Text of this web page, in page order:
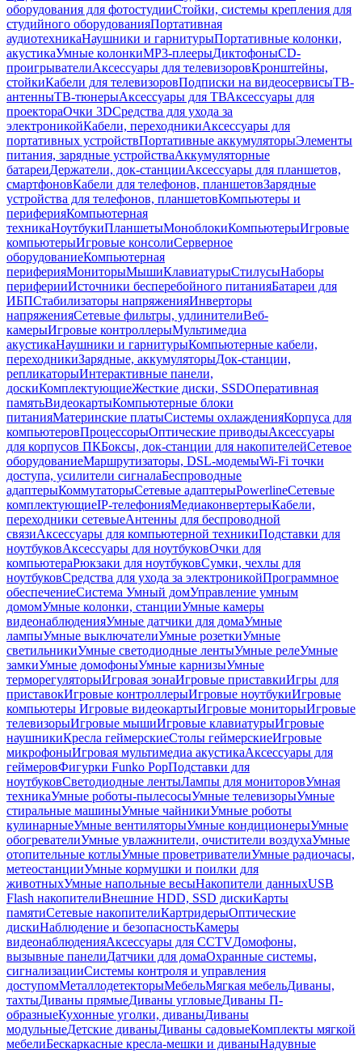
оборудования для фотостудииСтойки, системы крепления для
студийного оборудованияПортативная
аудиотехникаНаушники и гарнитурыПортативные колонки,
акустикаУмные колонкиMP3-плеерыДиктофоныCD-
проигрывателиАксессуары для телевизоровКронштейны,
стойкиКабели для телевизоровПодписки на видеосервисыТВ-
антенныТВ-тюнерыАксессуары для ТВАксессуары для
проектораОчки 3DСредства для ухода за
электроникойКабели, переходникиАксессуары для
портативных устройствПортативные аккумуляторыЭлементы
питания, зарядные устройстваАккумуляторные
батареиДержатели, док-станцииАксессуары для планшетов,
смартфоновКабели для телефонов, планшетовЗарядные
устройства для телефонов, планшетовКомпьютеры и
периферияКомпьютерная
техникаНоутбукиПланшетыМоноблокиКомпьютерыИгровые
компьютерыИгровые консолиСерверное
оборудованиеКомпьютерная
периферияМониторыМышиКлавиатурыСтилусыНаборы
периферииИсточники бесперебойного питанияБатареи для
ИБПСтабилизаторы напряженияИнверторы
напряженияСетевые фильтры, удлинителиВеб-
камерыИгровые контроллерыМультимедиа
акустикаНаушники и гарнитурыКомпьютерные кабели,
переходникиЗарядные, аккумуляторыДок-станции,
репликаторыИнтерактивные панели,
доскиКомплектующиеЖесткие диски, SSDОперативная
памятьВидеокартыКомпьютерные блоки
питанияМатеринские платыСистемы охлажденияКорпуса для
компьютеровПроцессорыОптические приводыАксессуары
для корпусов ПКБоксы, док-станции для накопителейСетевое
оборудованиеМаршрутизаторы, DSL-модемыWi-Fi точки
доступа, усилители сигналаБеспроводные
адаптерыКоммутаторыСетевые адаптерыPowerlineСетевые
комплектующиеIP-телефонияМедиаконвертерыКабели,
переходники сетевыеАнтенны для беспроводной
связиАксессуары для компьютерной техникиПодставки для
ноутбуковАксессуары для ноутбуковОчки для
компьютераРюкзаки для ноутбуковСумки, чехлы для
ноутбуковСредства для ухода за электроникойПрограммное
обеспечениеСистема Умный домУправление умным
домомУмные колонки, станцииУмные камеры
видеонаблюденияУмные датчики для домаУмные
лампыУмные выключателиУмные розеткиУмные
светильникиУмные светодиодные лентыУмные релеУмные
замкиУмные домофоныУмные карнизыУмные
терморегуляторыИгровая зонаИгровые приставкиИгры для
приставокИгровые контроллерыИгровые ноутбукиИгровые
компьютеры Игровые видеокартыИгровые мониторыИгровые
телевизорыИгровые мышиИгровые клавиатурыИгровые
наушникиКресла геймерскиеСтолы геймерскиеИгровые
микрофоныИгровая мультимедиа акустикаАксессуары для
геймеровФигурки Funko PopПодставки для
ноутбуковСветодиодные лентыЛампы для мониторовУмная
техникаУмные роботы-пылесосыУмные телевизорыУмные
стиральные машиныУмные чайникиУмные роботы
кулинарныеУмные вентиляторыУмные кондиционерыУмные
обогревателиУмные увлажнители, очистители воздухаУмные
отопительные котлыУмные проветривателиУмные радиочасы,
метеостанцииУмные кормушки и поилки для
животныхУмные напольные весыНакопители данныхUSB
Flash накопителиВнешние HDD, SSD дискиКарты
памятиСетевые накопителиКартридерыОптические
дискиНаблюдение и безопасностьКамеры
видеонаблюденияАксессуары для CCTVДомофоны,
вызывные панелиДатчики для домаОхранные системы,
сигнализацииСистемы контроля и управления
доступомМеталлодетекторыМебельМягкая мебельДиваны,
тахтыДиваны прямыеДиваны угловыеДиваны П-
образныеКухонные уголки, диваныДиваны
модульныеДетские диваныДиваны садовыеКомплекты мягкой
мебелиБескаркасные кресла-мешки и диваныНадувные